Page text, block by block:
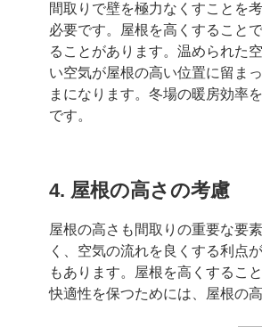
間取りで壁を極力なくすことを
必要です。屋根を高くすること
ることがあります。温められた
い空気が屋根の高い位置に留ま
まになります。冬場の暖房効率
です。
4. 屋根の高さの考慮
屋根の高さも間取りの重要な要
く、空気の流れを良くする利点
もあります。屋根を高くするこ
快適性を保つためには、屋根の